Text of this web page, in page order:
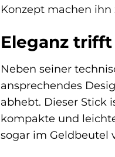
Konzept machen
Eleganz
Neben seiner
ansprechendes
abhebt. Dieser Stick
kompakte und
sogar im Geldbeutel